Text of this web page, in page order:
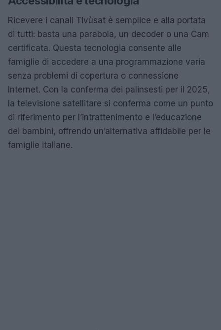
Ricevere i canali Tivùsat è semplice e alla portata
di tutti: basta una parabola, un decoder o una Cam
certificata. Questa tecnologia consente alle
famiglie di accedere a una programmazione varia
senza problemi di copertura o connessione
Internet. Con la conferma dei palinsesti per il 2025,
la televisione satellitare si conferma come un punto
di riferimento per l’intrattenimento e l’educazione
dei bambini, offrendo un’alternativa affidabile per le
famiglie italiane.